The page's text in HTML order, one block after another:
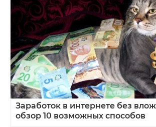
Заработок в интернете без
обзор 10 возможных способов